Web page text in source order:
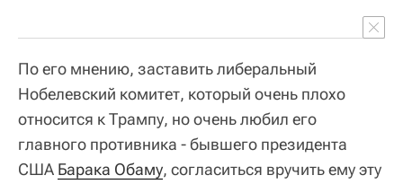
По его мнению, заставить либеральный
Нобелевский комитет, который очень плохо
относится к Трампу, но очень любил его
главного противника - бывшего президента
США Барака Обаму, согласиться вручить ему эту